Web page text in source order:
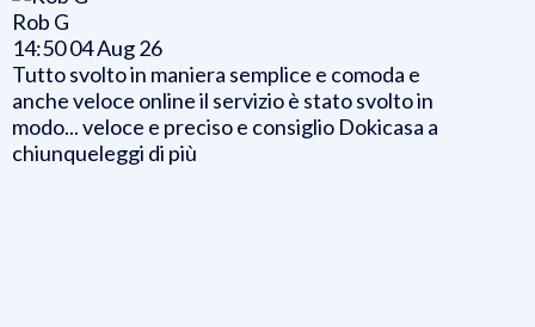
Rob G
14:50 04 Aug 26
Tutto svolto in maniera semplice e comoda e
anche veloce online il servizio è stato svolto in
modo...veloce e preciso e consiglio Dokicasa a
chiunqueleggi di più